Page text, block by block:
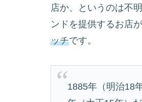
店か、というのは不
ンドを提供するお店
ッチです。
1885年（明治18